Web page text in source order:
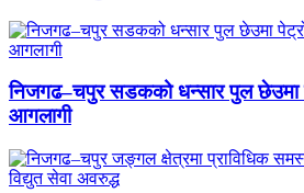
निजगढ–चपुर सडकको धन्सार पुल छेउमा
आगलागी